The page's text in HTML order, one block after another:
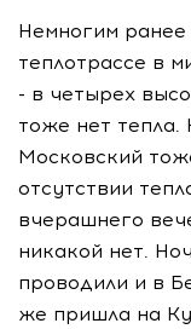
Немногим
теплотрассе в
- в четырех
тоже нет
Московский
отсутствии
вчерашнего
никакой нет.
проводили и в
же пришла на